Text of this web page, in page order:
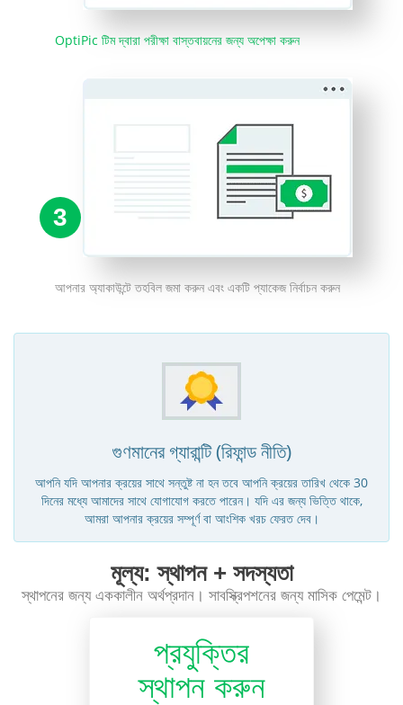
OptiPic টিম দ্বারা পরীক্ষা বাস্তবায়নের জন্য অপেক্ষা করুন
3
আপনার অ্যাকাউন্টে তহবিল জমা করুন এবং একটি প্যাকেজ নির্বাচন করুন
গুণমানের গ্যারান্টি (রিফান্ড নীতি)
আপনি যদি আপনার ক্রয়ের সাথে সন্তুষ্ট না হন তবে আপনি ক্রয়ের তারিখ থেকে 30
দিনের মধ্যে আমাদের সাথে যোগাযোগ করতে পারেন। যদি এর জন্য ভিত্তি থাকে,
আমরা আপনার ক্রয়ের সম্পূর্ণ বা আংশিক খরচ ফেরত দেব।
মূল্য: স্থাপন + সদস্যতা
স্থাপনের জন্য এককালীন অর্থপ্রদান। সাবস্ক্রিপশনের জন্য মাসিক পেমেন্ট।
প্রযুক্তির
স্থাপন করুন